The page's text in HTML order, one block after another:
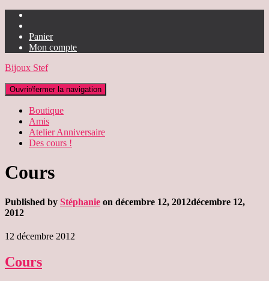
Panier
Mon compte
Bijoux Stef
Ouvrir/fermer la navigation
Boutique
Amis
Atelier Anniversaire
Des cours !
Cours
Published by Stéphanie on décembre 12, 2012décembre 12,
2012
12 décembre 2012
Cours